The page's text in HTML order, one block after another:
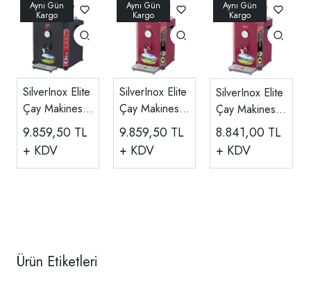
SilverInox Elite
Çay Makinesi,
2 Demlikli, 23
LT
9.859,50 TL
+ KDV
SilverInox Elite
Çay Makinesi,
2 Demlikli, 23
LT
9.859,50 TL
+ KDV
SilverInox Elite
Çay Makinesi,
2 Demlikli, 13
8.841,00 TL
+ KDV
Ürün Etiketleri